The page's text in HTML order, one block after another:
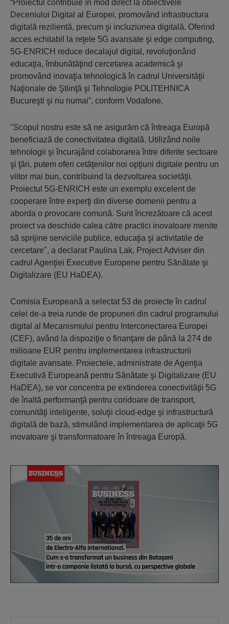
“Proiectul contribuie în mod direct la obiectivele
Deceniului Digital al Europei, promovând infrastructura
digitală rezilientă, precum şi incluziunea digitală. Oferind
acces echitabil la reţele 5G avansate şi edge computing,
5G-ENRICH reduce decalajul digital, revoluţionând
educaţia, îmbunătăţind cercetarea academică şi
promovând inovaţia tehnologică în cadrul Universităţii
Naţionale de Ştiinţă şi Tehnologie POLITEHNICA
Bucureşti şi nu numai”, conform Vodafone.
"Scopul nostru este să ne asigurăm că întreaga Europă
beneficiază de conectivitatea digitală. Utilizând noile
tehnologii şi încurajând colaborarea între diferite sectoare
şi ţări, putem oferi cetăţenilor noi opţiuni digitale pentru un
viitor mai bun, contribuind la dezvoltarea societăţii.
Proiectul 5G-ENRICH este un exemplu excelent de
cooperare între experţi din diverse domenii pentru a
aborda o provocare comună. Sunt încrezătoare că acest
proiect va deschide calea către practici inovatoare menite
să sprijine serviciile publice, educaţia şi activitatile de
cercetare", a declarat Paulina Lak, Project Adviser din
cadrul Agenţiei Executive Europene pentru Sănătate şi
Digitalizare (EU HaDEA).
Comisia Europeană a selectat 53 de proiecte în cadrul
celei de-a treia runde de propuneri din cadrul programului
digital al Mecanismului pentru Interconectarea Europei
(CEF), având la dispoziţie o finanţare de până la 274 de
milioane EUR pentru implementarea infrastructurii
digitale avansate. Proiectele, administrate de Agenţia
Executivă Europeană pentru Sănătate şi Digitalizare (EU
HaDEA), se vor concentra pe extinderea conectivităţii 5G
de înaltă performanţă pentru coridoare de transport,
comunităţi inteligente, soluţii cloud-edge şi infrastructură
digitală de bază, stimulând implementarea de aplicaţii 5G
inovatoare şi transformatoare în întreaga Europă.